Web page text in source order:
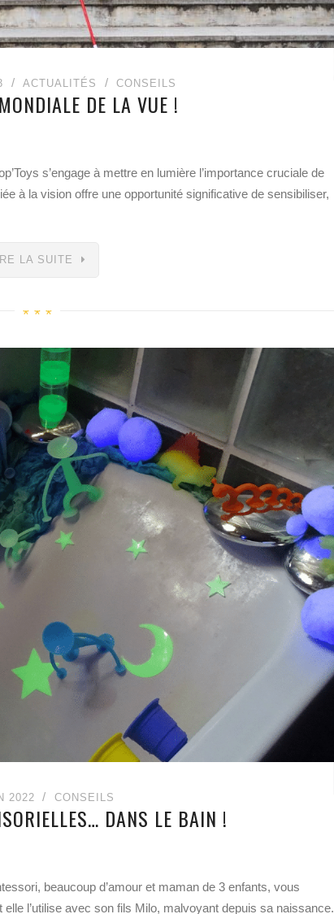
ACTUALITÉS CONSEILS
DE LA VUE !
s’engage à mettre en lumière l’importance cruciale de
à la vision offre une opportunité significative de sensibiliser,
LA SUITE
2022 CONSEILS
DANS LE BAIN !
beaucoup d’amour et maman de 3 enfants, vous
l’utilise avec son fils Milo, malvoyant depuis sa naissance.